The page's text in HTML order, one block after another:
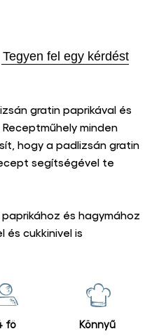
Tegyen fel egy kérdést
gratin paprikával és
minden
hogy a padlizsán gratin
segítségével te
és hagymához
és cukkinivel is
fő Könnyű